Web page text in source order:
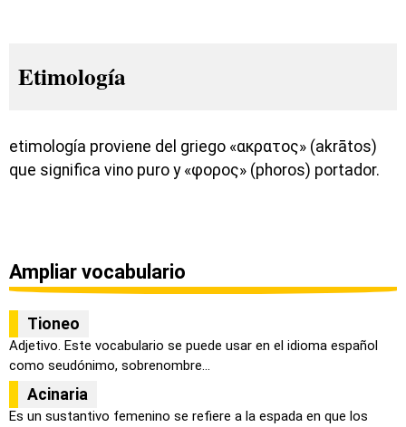
Etimología
etimología proviene del griego «ακρατος» (akrātos)
que significa vino puro y «φορος» (phoros) portador.
Ampliar vocabulario
Tioneo
Adjetivo. Este vocabulario se puede usar en el idioma español
como seudónimo, sobrenombre...
Acinaria
Es un sustantivo femenino se refiere a la espada en que los